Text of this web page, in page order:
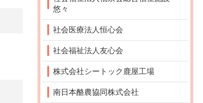
悠々
社会医療法人恒心会
社会福祉法人友心会
株式会社シートック鹿屋工場
南日本酪農協同株式会社